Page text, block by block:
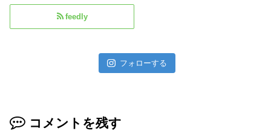
feedly
フォローする
コメントを残す